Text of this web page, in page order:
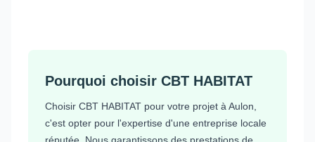
Pourquoi choisir CBT HABITAT
Choisir CBT HABITAT pour votre projet à Aulon,
c'est opter pour l'expertise d'une entreprise locale
réputée. Nous garantissons des prestations de